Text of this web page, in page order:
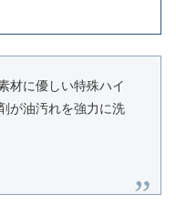
材に優しい特殊ハイ
が油汚れを強力に洗